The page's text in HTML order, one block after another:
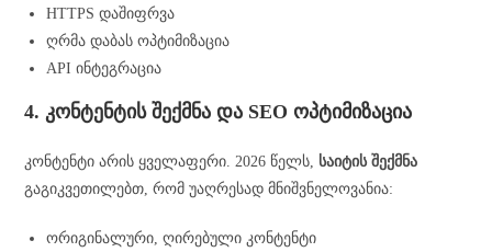
HTTPS დაშიფრვა
ღრმა დაბას ოპტიმიზაცია
API ინტეგრაცია
4. კონტენტის შექმნა და SEO ოპტიმიზაცია
კონტენტი არის ყველაფერი. 2026 წელს, საიტის შექმნა
გაგიკვეთილებთ, რომ უაღრესად მნიშვნელოვანია:
ორიგინალური, ღირებული კონტენტი